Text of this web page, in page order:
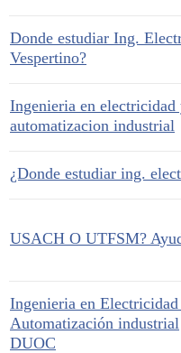
Donde estudiar Ing.
Vespertino?
Ingenieria en electricidad
automatizacion industrial
¿Donde estudiar ing.
USACH O UTFSM?
Ingenieria en
Automatización industrial
DUOC